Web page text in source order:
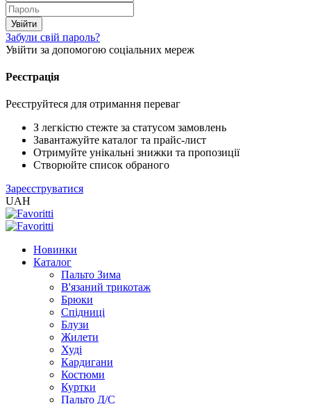
Забули свій пароль?
Увійти за допомогою соціальних мереж
Реєстрація
Реєструйтеся для отримання переваг
З легкістю стежте за статусом замовлень
Завантажуйте каталог та прайс-лист
Отримуйте унікальні знижки та пропозиції
Створюйте список обраного
Зареєструватися
UAH
Новинки
Каталог
Пальто Зима
В'язаний трикотаж
Брюки
Спідниці
Блузи
Жилети
Худі
Кардигани
Костюми
Куртки
Пальто Д/С